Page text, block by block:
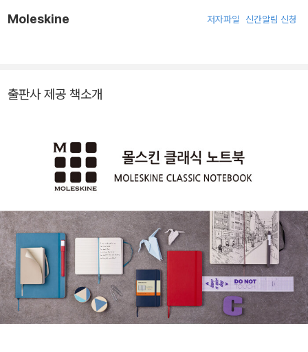
Moleskine 저자파일 신간알림 신청
출판사 제공 책소개